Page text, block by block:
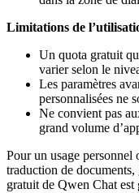
Limitations de
Un quota gratuit
varier selon le
Les paramètres
personnalisées ne
Ne convient pas
grand volume
Pour un usage
traduction de
gratuit de Qwen Chat est